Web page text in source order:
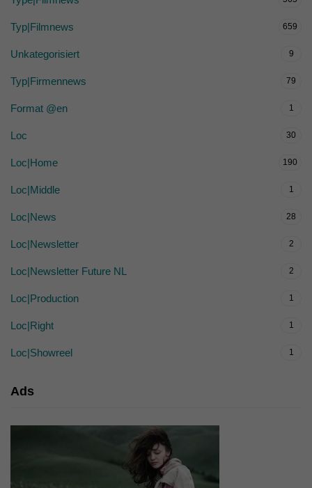
Typ|Filmnews 659
Unkategorisiert 9
Typ|Firmennews 79
Format @en 1
Loc 30
Loc|Home 190
Loc|Middle 1
Loc|News 28
Loc|Newsletter 2
Loc|Newsletter Future NL 2
Loc|Production 1
Loc|Right 1
Loc|Showreel 1
Ads